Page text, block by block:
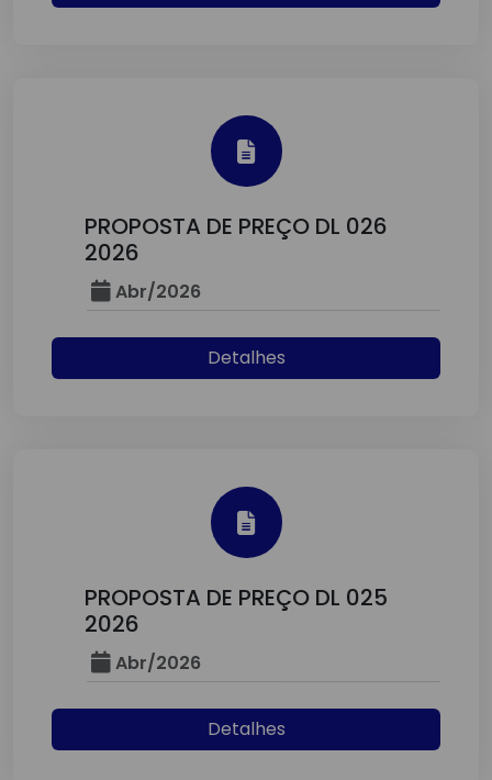
PROPOSTA DE PREÇO DL 026
2026
Abr/2026
Detalhes
PROPOSTA DE PREÇO DL 025
2026
Abr/2026
Detalhes